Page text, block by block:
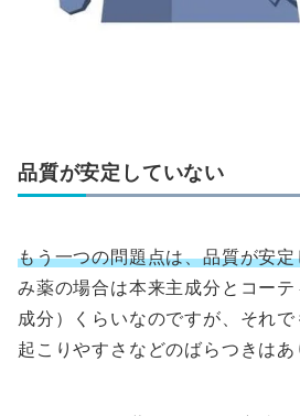
品質が安定していない
もう一つの問題点は、品質が安
み薬の場合は本来主成分とコー
成分）くらいなのですが、それ
起こりやすさなどのばらつきはあ